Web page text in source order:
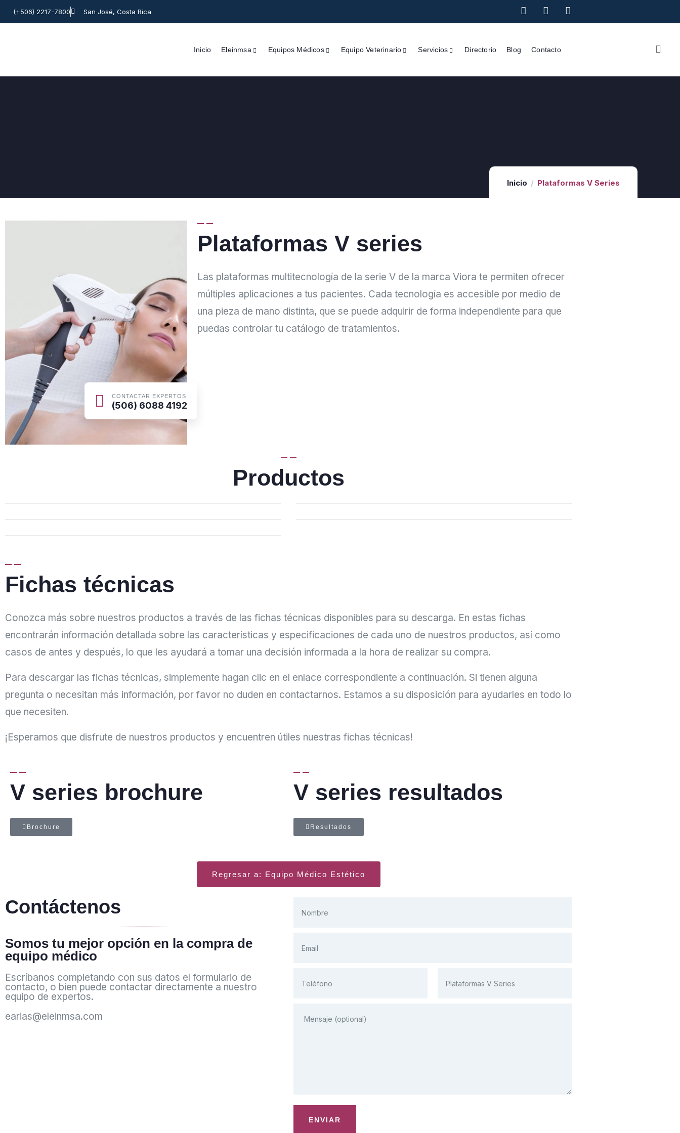
(+506) 2217-7800 San José, Costa Rica
Inicio Eleinmsa Equipos Médicos Equipo Veterinario Servicios Directorio Blog Contacto
Inicio Plataformas V Series
CONTACTAR EXPERTOS
(506) 6088 4192
Plataformas V series
Las plataformas multitecnología de la serie V de la marca Viora te permiten ofrecer
múltiples aplicaciones a tus pacientes. Cada tecnología es accesible por medio de
una pieza de mano distinta, que se puede adquirir de forma independiente para que
puedas controlar tu catálogo de tratamientos.
Productos
Fichas técnicas
Conozca más sobre nuestros productos a través de las fichas técnicas disponibles para su descarga. En estas fichas
encontrarán información detallada sobre las características y especificaciones de cada uno de nuestros productos, así como
casos de antes y después, lo que les ayudará a tomar una decisión informada a la hora de realizar su compra.
Para descargar las fichas técnicas, simplemente hagan clic en el enlace correspondiente a continuación. Si tienen alguna
pregunta o necesitan más información, por favor no duden en contactarnos. Estamos a su disposición para ayudarles en todo lo
que necesiten.
¡Esperamos que disfrute de nuestros productos y encuentren útiles nuestras fichas técnicas!
V series brochure
Brochure
V series resultados
Resultados
Regresar a: Equipo Médico Estético
Contáctenos
Somos tu mejor opción en la compra de
equipo médico
Escríbanos completando con sus datos el formulario de
contacto, o bien puede contactar directamente a nuestro
equipo de expertos.
earias@eleinmsa.com